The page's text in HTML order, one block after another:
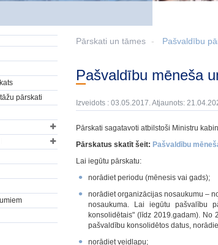
Pārskati un tāmes Pašvaldību
Pašvaldību mēneša
Izveidots : 03.05.2017. Atjaunots:
Pārskati sagatavoti atbilstoši Ministru
Pārskatus skatīt šeit: Pašvaldību
Lai iegūtu pārskatu:
norādiet periodu (mēnesis vai gads);
norādiet organizācijas nosaukumu –
nosaukuma. Lai iegūtu pašvalību
konsolidētais" (līdz 2019.gadam). No
pašvaldību konsolidētos datus,
norādiet veidlapu;
pārskati